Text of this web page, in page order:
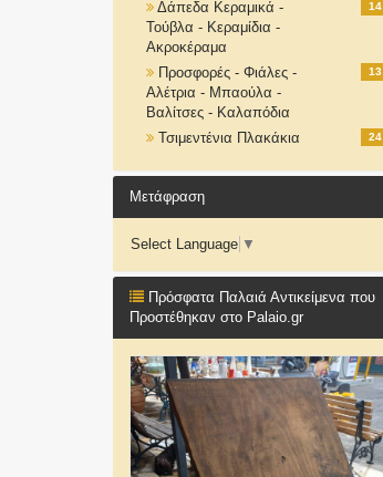
Δάπεδα Κεραμικά -
Τούβλα - Κεραμίδια -
Ακροκέραμα
14
Προσφορές - Φιάλες -
Αλέτρια - Μπαούλα -
Βαλίτσες - Καλαπόδια
13
Τσιμεντένια Πλακάκια 24
Μετάφραση
Select Language ▼
Πρόσφατα Παλαιά Αντικείμενα που
Προστέθηκαν στο Palaio.gr